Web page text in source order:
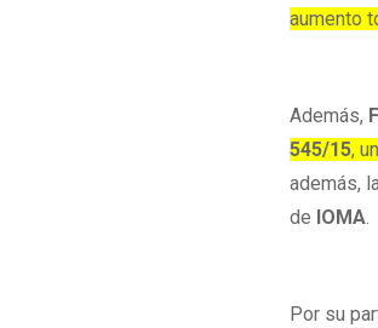
aumento
Además,
545/15,
además,
de IOMA.
Por su